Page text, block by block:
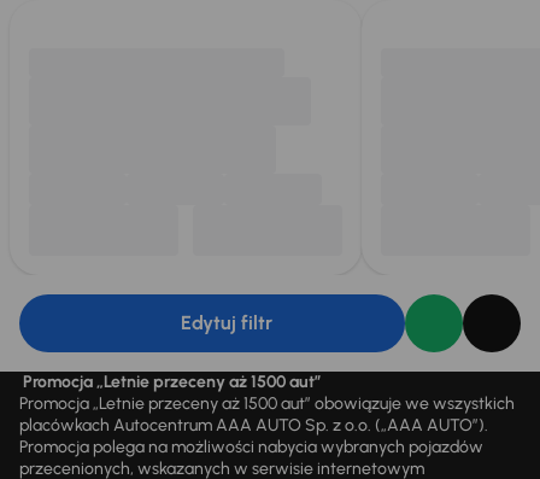
Edytuj filtr
Promocja „Letnie przeceny aż 1500 aut”
Promocja „Letnie przeceny aż 1500 aut” obowiązuje we wszystkich
placówkach Autocentrum AAA AUTO Sp. z o.o. („AAA AUTO”).
Promocja polega na możliwości nabycia wybranych pojazdów
przecenionych, wskazanych w serwisie internetowym